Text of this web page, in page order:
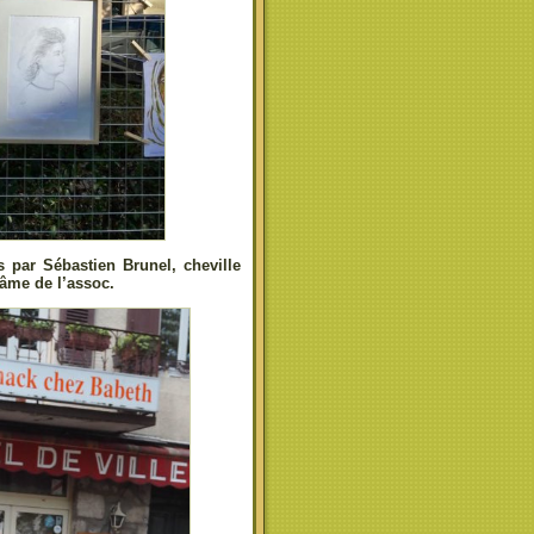
Sébastien Brunel, cheville
de l’assoc.